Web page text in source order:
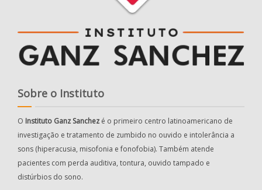
Sobre o Instituto
O Instituto Ganz Sanchez é o primeiro centro latinoamericano de
investigação e tratamento de zumbido no ouvido e intolerância a
sons (hiperacusia, misofonia e fonofobia). Também atende
pacientes com perda auditiva, tontura, ouvido tampado e
distúrbios do sono.